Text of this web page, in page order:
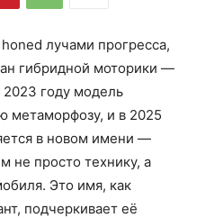
лучами прогресса,
гибридной моторики —
году модель
метаморфозу, и в 2025
в новом имени —
не просто технику, а
Это имя, как
подчеркивает её